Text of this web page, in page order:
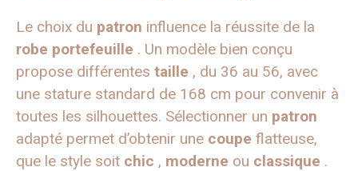
Le choix du patron influence la réussite de la
robe portefeuille . Un modèle bien conçu
propose différentes taille , du 36 au 56, avec
une stature standard de 168 cm pour convenir à
toutes les silhouettes. Sélectionner un patron
adapté permet d’obtenir une coupe flatteuse,
que le style soit chic , moderne ou classique .